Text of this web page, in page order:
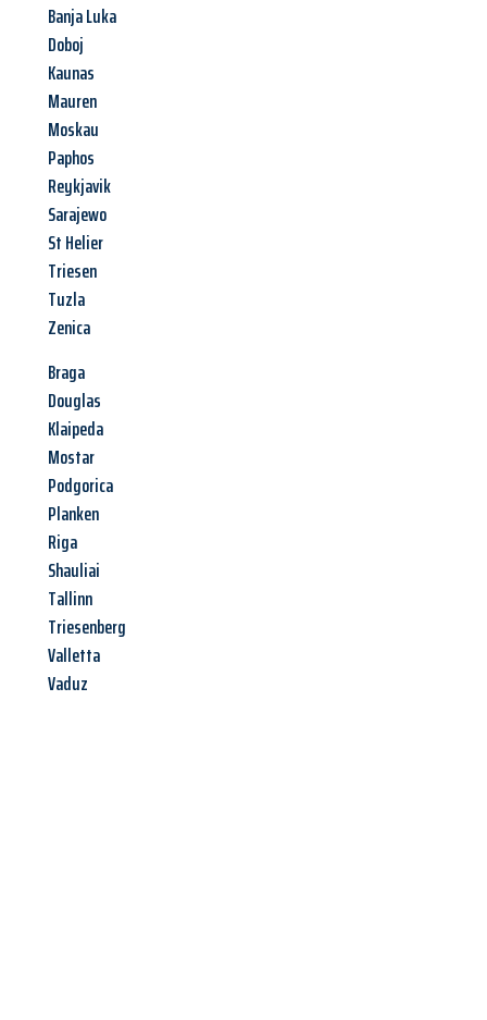
Banja Luka
Doboj
Kaunas
Mauren
Moskau
Paphos
Reykjavik
Sarajewo
St Helier
Triesen
Tuzla
Zenica
Braga
Douglas
Klaipeda
Mostar
Podgorica
Planken
Riga
Shauliai
Tallinn
Triesenberg
Valletta
Vaduz